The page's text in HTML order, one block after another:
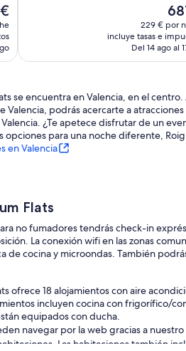
El
es
de
229 € por
incluye tasas e
Del 14 ago al
se encuentra en Valencia, en el
Valencia, podrás acercarte a
¿Te apetece disfrutar de un
opciones para una noche diferente,
en Valencia
Flats
no fumadores tendrás check-in
La conexión wifi en las zonas
de cocina y microondas. También
ofrece 18 alojamientos con aire
incluyen cocina con frigorífico/
equipados con ducha.
navegar por la web gracias a
Las habitaciones también